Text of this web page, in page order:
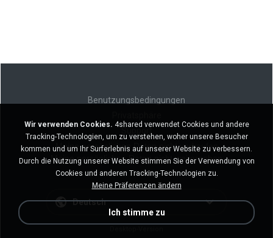
Benutzungsbedingungen
Meine persönlichen Daten nicht verkaufen
Meine persönlichen Daten nicht weitergeben
Deutsch
Wir verwenden Cookies. 4shared verwendet Cookies und andere
Tracking-Technologien, um zu verstehen, woher unsere Besucher
kommen und um Ihr Surferlebnis auf unserer Website zu verbessern.
Durch die Nutzung unserer Website stimmen Sie der Verwendung von
Cookies und anderen Tracking-Technologien zu.
Meine Präferenzen ändern
Ich stimme zu